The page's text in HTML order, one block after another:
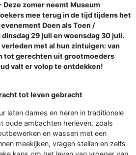
- Deze zomer neemt Museum
mee terug in de tijd tijdens het
Doen als Toen /
29 juli en woensdag 30 juli.
met al hun zintuigen: van
tot gerechten uit grootmoeders
valt er volop te ontdekken!
tot leven gebracht
laten dames en heren in traditionele
oude ambachten herleven, zoals
en wassen met een
meekijken, vragen stellen en zelfs